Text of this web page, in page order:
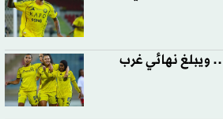
ويبلغ نهائي غرب